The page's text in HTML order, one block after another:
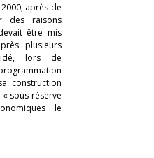
2000, après de
des raisons
être mis
plusieurs
lors de
construction
sous réserve
le